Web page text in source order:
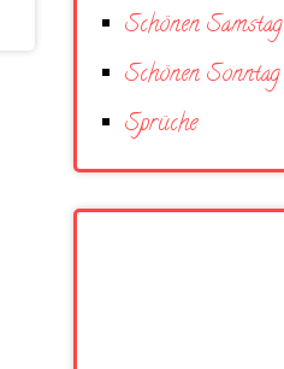
Schönen Samstag
Schönen Sonntag
Sprüche